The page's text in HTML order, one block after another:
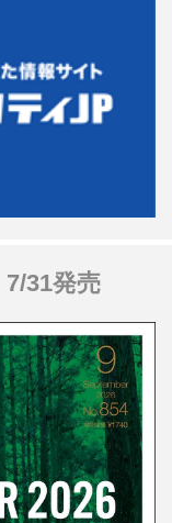
7/31発売